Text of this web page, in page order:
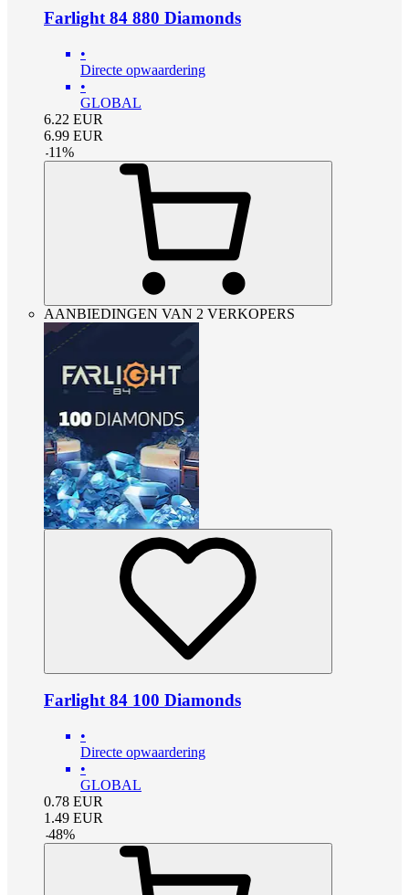
Farlight 84 880 Diamonds
•
Directe opwaardering
•
GLOBAL
6.22 EUR
6.99 EUR
-11%
AANBIEDINGEN VAN 2 VERKOPERS
Farlight 84 100 Diamonds
•
Directe opwaardering
•
GLOBAL
0.78 EUR
1.49 EUR
-48%